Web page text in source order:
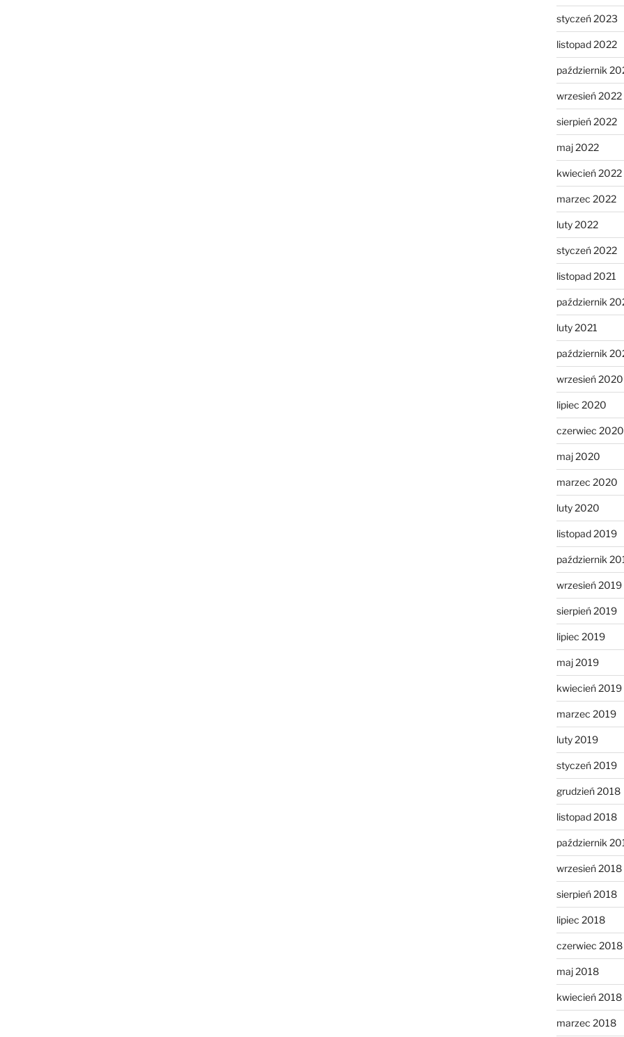
styczeń 2023
listopad 2022
październik
wrzesień 2022
sierpień 2022
maj 2022
kwiecień 2022
marzec 2022
luty 2022
styczeń 2022
listopad 2021
październik
luty 2021
październik
wrzesień 2020
lipiec 2020
czerwiec 2020
maj 2020
marzec 2020
luty 2020
listopad 2019
październik
wrzesień 2019
sierpień 2019
lipiec 2019
maj 2019
kwiecień 2019
marzec 2019
luty 2019
styczeń 2019
grudzień 2018
listopad 2018
październik
wrzesień 2018
sierpień 2018
lipiec 2018
czerwiec 2018
maj 2018
kwiecień 2018
marzec 2018